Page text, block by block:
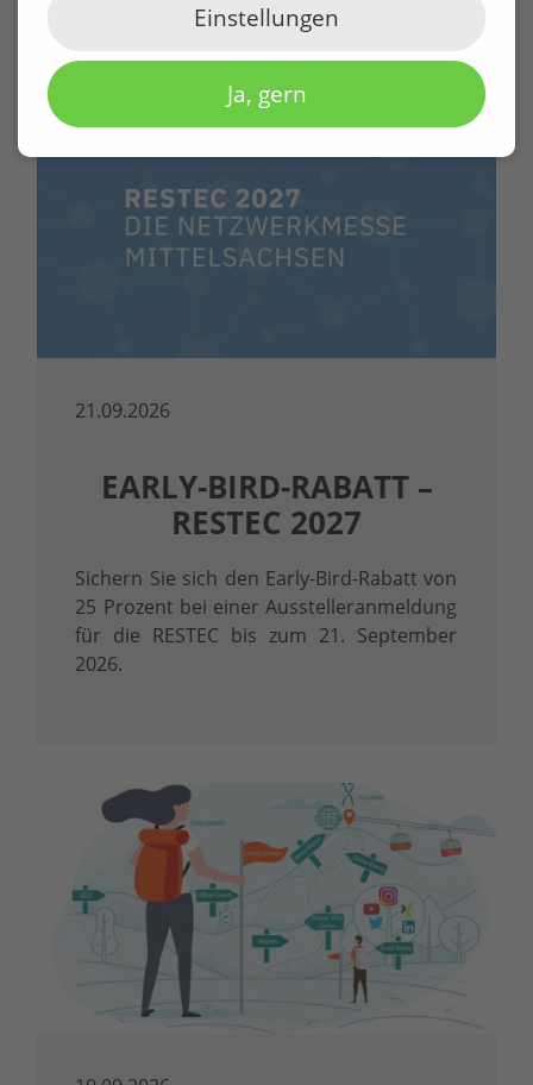
TERMINE
21.09.2026
EARLY-BIRD-RABATT –
RESTEC 2027
Sichern Sie sich den Early-Bird-Rabatt von
25 Prozent bei einer Ausstelleranmeldung
für die RESTEC bis zum 21. September
2026.
Einstellungen
Ja, gern